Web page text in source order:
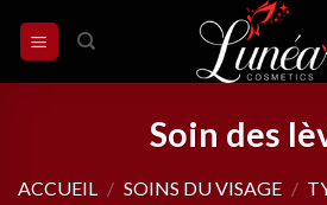
Soin des
ACCUEIL / SOINS DU VISAGE /